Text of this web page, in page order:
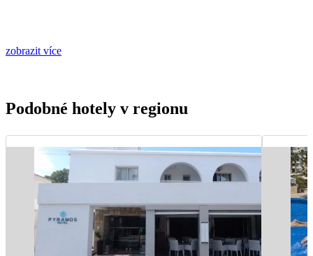
zobrazit více
Podobné hotely v regionu